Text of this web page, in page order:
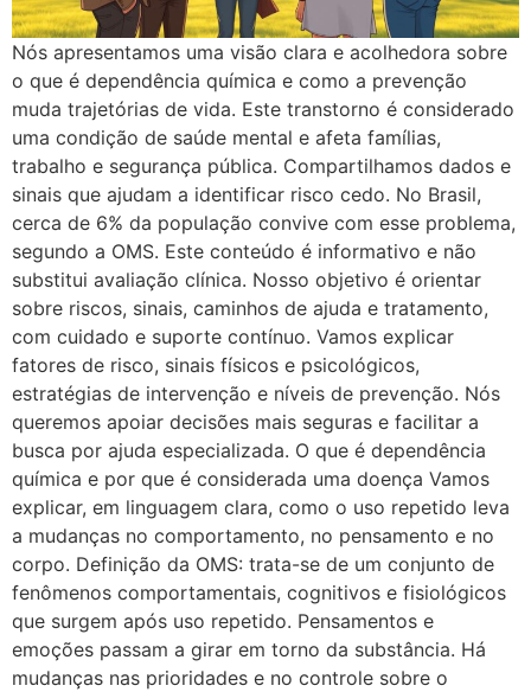
Nós apresentamos uma visão clara e acolhedora sobre
o que é dependência química e como a prevenção
muda trajetórias de vida. Este transtorno é considerado
uma condição de saúde mental e afeta famílias,
trabalho e segurança pública. Compartilhamos dados e
sinais que ajudam a identificar risco cedo. No Brasil,
cerca de 6% da população convive com esse problema,
segundo a OMS. Este conteúdo é informativo e não
substitui avaliação clínica. Nosso objetivo é orientar
sobre riscos, sinais, caminhos de ajuda e tratamento,
com cuidado e suporte contínuo. Vamos explicar
fatores de risco, sinais físicos e psicológicos,
estratégias de intervenção e níveis de prevenção. Nós
queremos apoiar decisões mais seguras e facilitar a
busca por ajuda especializada. O que é dependência
química e por que é considerada uma doença Vamos
explicar, em linguagem clara, como o uso repetido leva
a mudanças no comportamento, no pensamento e no
corpo. Definição da OMS: trata-se de um conjunto de
fenômenos comportamentais, cognitivos e fisiológicos
que surgem após uso repetido. Pensamentos e
emoções passam a girar em torno da substância. Há
mudanças nas prioridades e no controle sobre o